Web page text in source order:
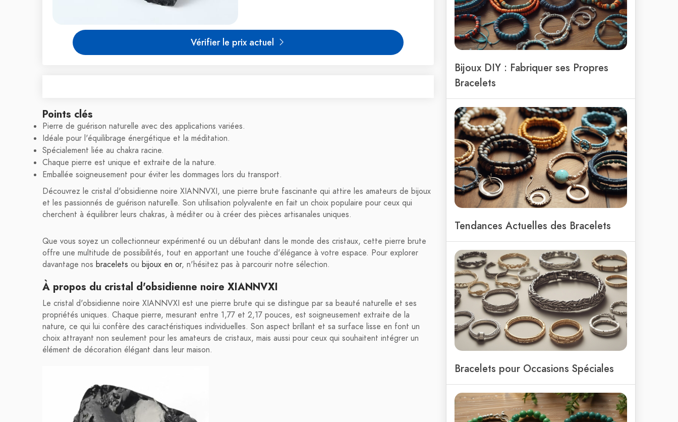
Vérifier le prix actuel
Points clés
Pierre de guérison naturelle avec des applications variées.
Idéale pour l'équilibrage énergétique et la méditation.
Spécialement liée au chakra racine.
Chaque pierre est unique et extraite de la nature.
Emballée soigneusement pour éviter les dommages lors du transport.
Découvrez le cristal d'obsidienne noire XIANNVXI, une pierre brute fascinante qui attire les amateurs de bijoux
et les passionnés de guérison naturelle. Son utilisation polyvalente en fait un choix populaire pour ceux qui
cherchent à équilibrer leurs chakras, à méditer ou à créer des pièces artisanales uniques.
Que vous soyez un collectionneur expérimenté ou un débutant dans le monde des cristaux, cette pierre brute
offre une multitude de possibilités, tout en apportant une touche d'élégance à votre espace. Pour explorer
davantage nos bracelets ou bijoux en or, n'hésitez pas à parcourir notre sélection.
À propos du cristal d'obsidienne noire XIANNVXI
Le cristal d'obsidienne noire XIANNVXI est une pierre brute qui se distingue par sa beauté naturelle et ses
propriétés uniques. Chaque pierre, mesurant entre 1,77 et 2,17 pouces, est soigneusement extraite de la
nature, ce qui lui confère des caractéristiques individuelles. Son aspect brillant et sa surface lisse en font un
choix attrayant non seulement pour les amateurs de cristaux, mais aussi pour ceux qui souhaitent intégrer un
élément de décoration élégant dans leur maison.
Bijoux DIY : Fabriquer ses Propres
Bracelets
Tendances Actuelles des Bracelets
Bracelets pour Occasions Spéciales